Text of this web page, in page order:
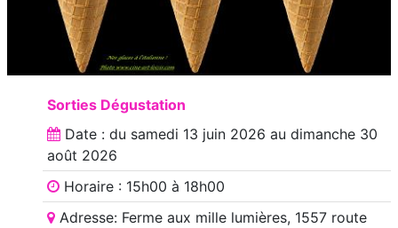
Sorties Dégustation
Date : du samedi 13 juin 2026 au dimanche 30
août 2026
Horaire : 15h00 à 18h00
Adresse: Ferme aux mille lumières, 1557 route